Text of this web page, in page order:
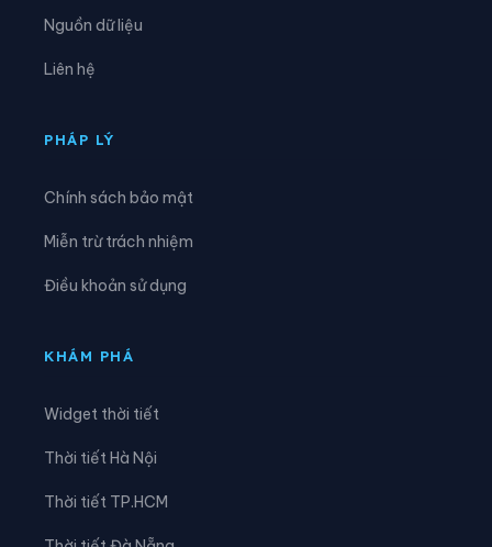
Xã Hưng Phú
Xã Nam Cường
Nguồn dữ liệu
Liên hệ
PHÁP LÝ
Chính sách bảo mật
Miễn trừ trách nhiệm
Điều khoản sử dụng
KHÁM PHÁ
Widget thời tiết
Thời tiết Hà Nội
Thời tiết TP.HCM